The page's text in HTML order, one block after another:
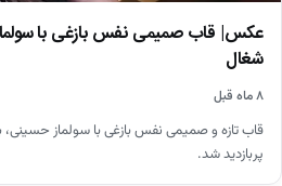
عکس| قاب صمیمی نفس بازغی با
شغال
۸ ماه قبل
قاب تازه و صمیمی نفس بازغی با سولماز
پربازدید شد.